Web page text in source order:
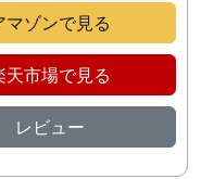
マゾンで見る
天市場で見る
レビュー